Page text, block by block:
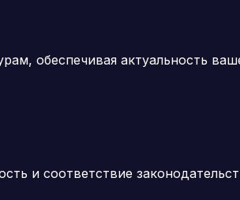
обеспечивая актуальность
и соответствие